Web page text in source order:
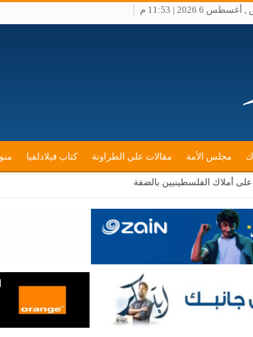
6 2026 | 11:53 م
مجلس الأمة مقالات علي الطراونة كتاب فيلادلفيا
أملاك الفلسطينيين بالضفة